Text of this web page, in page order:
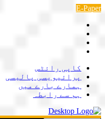
Skip
content
E-Paper
کاپی رائٹس
پرائیویسی پالیسی
ہمارے بارے میں
ہم سے رابطہ